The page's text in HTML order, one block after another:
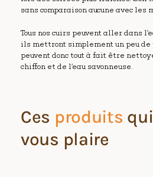
sans comparaison aucune avec
Tous nos cuirs peuvent aller dans
ils mettront simplement un peu de
peuvent donc tout à fait être
chiffon et de l’eau savonneuse.
Ces produits
vous plaire